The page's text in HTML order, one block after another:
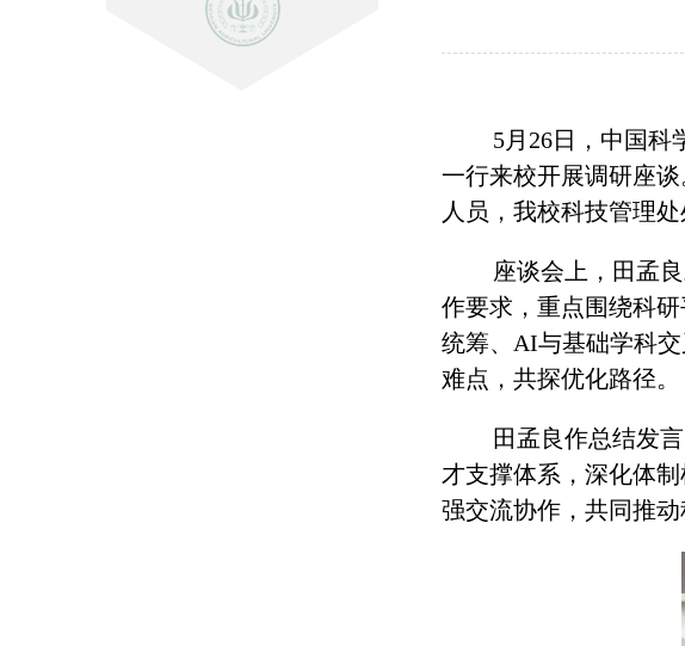
5月26日，中国科
一行来校开展调研座
人员，我校科技管理
座谈会上，田孟
作要求，重点围绕科
统筹、AI与基础学科
难点，共探优化路径。
田孟良作总结发
才支撑体系，深化体
强交流协作，共同推